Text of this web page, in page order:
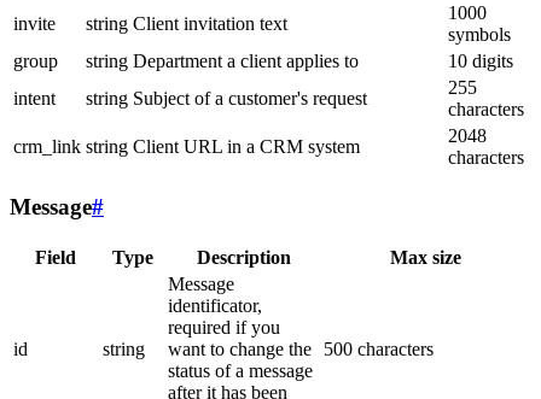
invite
string Client invitation text
1000
symbols
group
string Department a client applies to
10 digits
intent
string Subject of a customer's request
255
characters
crm_link string Client URL in a CRM system
2048
characters
Message#
Field Type Description Max size
id string
Message
identificator,
required if you
want to change the
status of a message
after it has been
500 characters